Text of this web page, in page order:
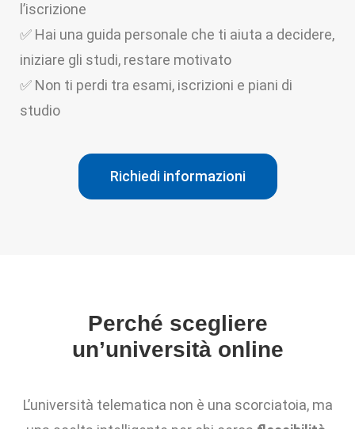
l’iscrizione
✅ Hai una guida personale che ti aiuta a decidere,
iniziare gli studi, restare motivato
✅ Non ti perdi tra esami, iscrizioni e piani di
studio
Richiedi informazioni
Perché scegliere
un’università online
L’università telematica non è una scorciatoia, ma